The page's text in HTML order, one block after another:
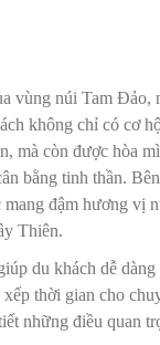
vùng núi Tam Đảo,
không chỉ có cơ
mà còn được hòa
bằng tinh thần.
đậm hương vị
Thiên.
du khách dễ
thời gian cho
những điều quan